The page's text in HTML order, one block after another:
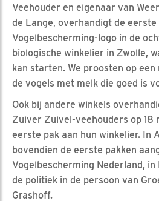
Veehouder en eigenaar van
de Lange, overhandigt de
Vogelbescherming-logo in de
biologische winkelier in Zwolle,
kan starten. We proosten op
de vogels met melk die goed is
Ook bij andere winkels
Zuiver Zuivel-veehouders op 18
eerste pak aan hun winkelier. In
bovendien de eerste pakken
Vogelbescherming Nederland,
de politiek in de persoon van
Grashoff.